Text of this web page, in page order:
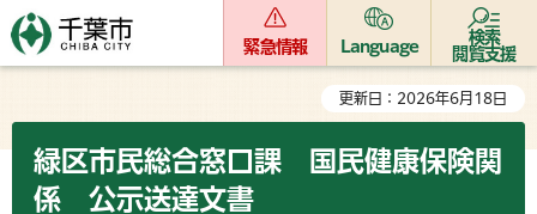
緊急情報 Language
検索
閲覧支援
更新日：2026年6月18日
緑区市民総合窓口課 国民健康保険関
係 公示送達文書